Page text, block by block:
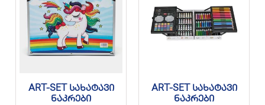
ART-SET სახატავი
ნაკრები
ART-SET სახატავი
ნაკრები